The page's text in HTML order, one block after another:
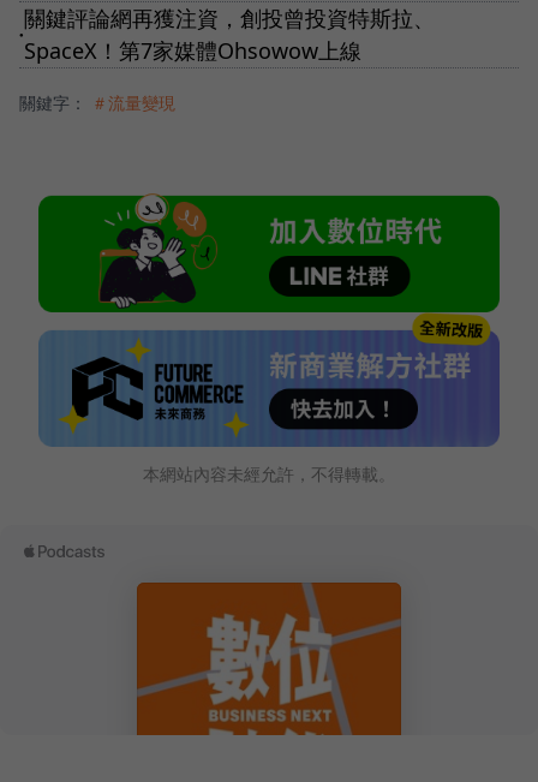
●
關鍵評論網再獲注資，創投曾投資特斯拉、
SpaceX！第7家媒體Ohsowow上線
關鍵字： ＃流量變現
本網站內容未經允許，不得轉載。